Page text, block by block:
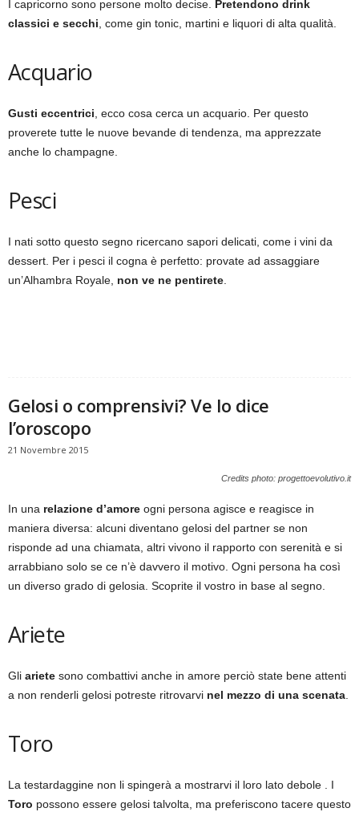
I capricorno sono persone molto decise.
Pretendono drink
classici e secchi , come gin tonic, martini e liquori di alta qualità.
Acquario
Gusti eccentrici , ecco cosa cerca un acquario. Per questo
proverete tutte le nuove bevande di tendenza, ma apprezzate
anche lo champagne.
Pesci
I nati sotto questo segno ricercano sapori delicati, come i vini da
dessert. Per i pesci il cogna è perfetto: provate ad assaggiare
un’Alhambra Royale, non ve ne pentirete
Gelosi o comprensivi? Ve lo dice
l’oroscopo
21 Novembre 2015
Credits photo: progettoevolutivo.it
In una relazione d’amore ogni persona agisce e reagisce in
maniera diversa: alcuni diventano gelosi del partner se non
risponde ad una chiamata, altri vivono il rapporto con serenità e si
arrabbiano solo se ce n’è davvero il motivo. Ogni persona ha così
un diverso grado di gelosia. Scoprite il vostro in base al segno.
Ariete
Gli ariete sono combattivi anche in amore perciò state bene attenti
a non renderli gelosi potreste ritrovarvi nel mezzo di una scenata
Toro
La testardaggine non li spingerà a mostrarvi il loro lato debole . I
Toro possono essere gelosi talvolta, ma preferiscono tacere questo